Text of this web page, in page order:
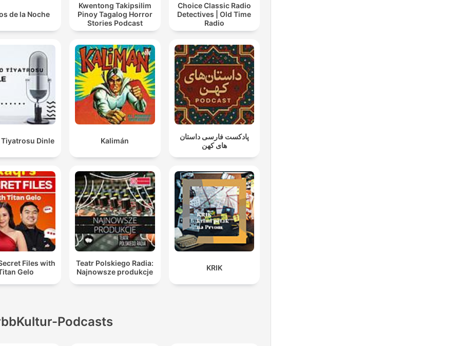
de la Noche
Kwentong Takipsilim
Pinoy Tagalog Horror
Stories Podcast
Choice Classic Radio
Detectives | Old Time
Radio
Tiyatrosu Dinle Kalimán
پادکست فارسی داستان
های کهن
Files with
Gelo
Teatr Polskiego Radia:
Najnowsze produkcje
KRIK
Podcasts